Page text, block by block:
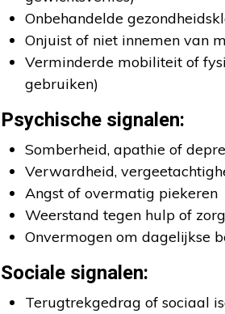
Onbehandelde
Onjuist of niet innemen van
Verminderde mobiliteit of
gebruiken)
Psychische signalen:
Somberheid, apathie of
Verwardheid,
Angst of overmatig piekeren
Weerstand tegen hulp of
Onvermogen om dagelijkse
Sociale signalen:
Terugtrekgedrag of sociaal